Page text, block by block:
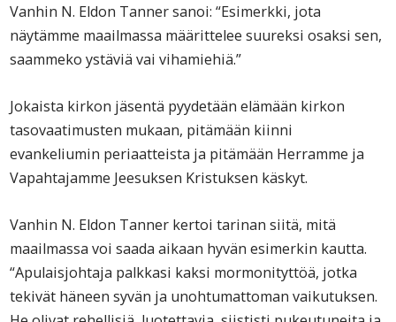
Vanhin N. Eldon Tanner sanoi: “Esimerkki, jota
näytämme maailmassa määrittelee suureksi osaksi sen,
saammeko ystäviä vai vihamiehiä.”
Jokaista kirkon jäsentä pyydetään elämään kirkon
tasovaatimusten mukaan, pitämään kiinni
evankeliumin periaatteista ja pitämään Herramme ja
Vapahtajamme Jeesuksen Kristuksen käskyt.
Vanhin N. Eldon Tanner kertoi tarinan siitä, mitä
maailmassa voi saada aikaan hyvän esimerkin kautta.
“Apulaisjohtaja palkkasi kaksi mormonityttöä, jotka
tekivät häneen syvän ja unohtumattoman vaikutuksen.